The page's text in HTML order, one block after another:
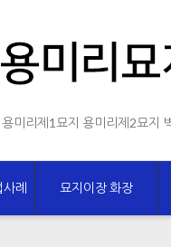
미리제1묘지 용미리제2묘지
례 묘지이장 화장